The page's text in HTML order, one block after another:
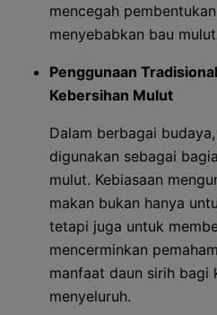
mencegah
menyebabkan bau
Penggunaan
Kebersihan Mulut
Dalam berbagai
digunakan sebagai
mulut. Kebiasaan
makan bukan hanya
tetapi juga untuk
mencerminkan
manfaat daun sirih bagi
menyeluruh.